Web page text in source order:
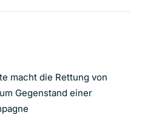
macht die Rettung von
Gegenstand einer